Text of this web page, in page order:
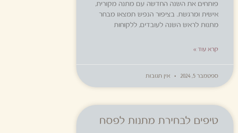
פותחים את השנה החדשה עם מתנה מקורית,
אישית ומרגשת. בציפור הנפש תמצאו מבחר
מתנות לראש השנה לעובדים, ללקוחות
קרא עוד »
ספטמבר 5, 2024 אין תגובות
טיפים לבחירת מתנות לפסח